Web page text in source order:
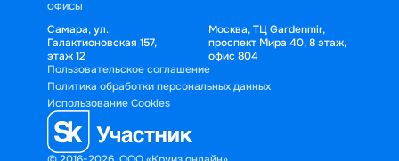
ОФИСЫ
Самара, ул.
Галактионовская 157,
этаж 12
Москва, ТЦ Gardenmir,
проспект Мира 40, 8 этаж,
офис 804
Пользовательское соглашение
Политика обработки персональных данных
Использование Cookies